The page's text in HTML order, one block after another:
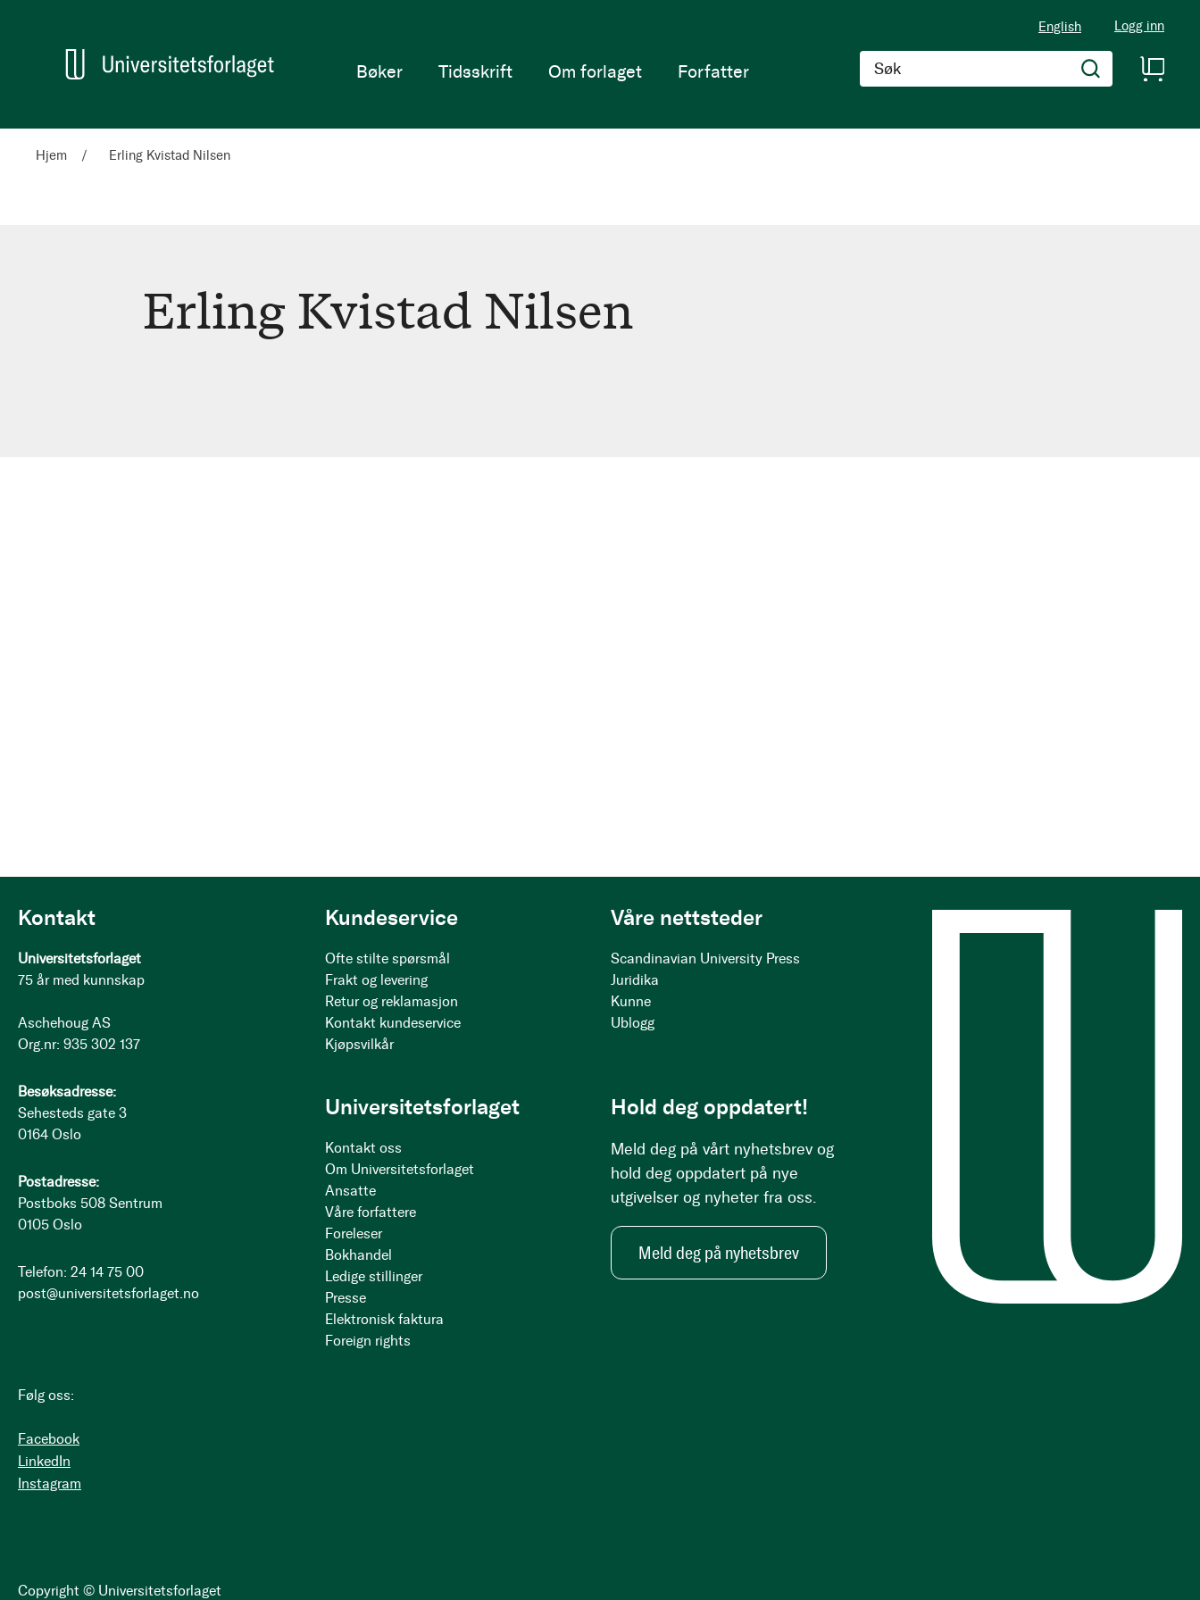
English Logg inn
Søk
Hjem
Bøker Tidsskrift Om forlaget Forfatter
Hjem Erling Kvistad Nilsen
ErlingErling Kvistad Nilsen
Kontakt
Universitetsforlaget
75 år med kunnskap
Aschehoug AS
Org.nr: 935 302 137
Besøksadresse:
Sehesteds gate 3
0164 Oslo
Postadresse:
Postboks 508 Sentrum
0105 Oslo
Telefon: 24 14 75 00
post@universitetsforlaget.no
Følg oss:
Facebook
LinkedIn
Instagram
Copyright © Universitetsforlaget
Kundeservice
Ofte stilte spørsmål
Frakt og levering
Retur og reklamasjon
Kontakt kundeservice
Kjøpsvilkår
Våre nettsteder
Scandinavian University Press
Juridika
Kunne
Ublogg
Universitetsforlaget
Kontakt oss
Om Universitetsforlaget
Ansatte
Våre forfattere
Foreleser
Bokhandel
Ledige stillinger
Presse
Elektronisk faktura
Foreign rights
Hold deg oppdatert!
Meld deg på vårt nyhetsbrev og
hold deg oppdatert på nye
utgivelser og nyheter fra oss.
Meld deg på nyhetsbrev